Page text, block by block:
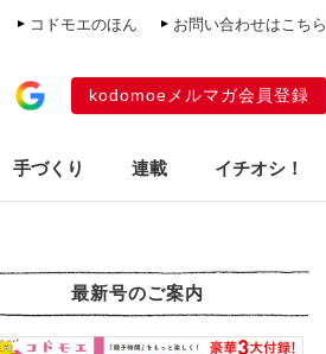
コドモエのほん お問い合わせはこちら
kodomoeメルマガ会員登録
手づくり 連載 イチオシ！
最新号のご案内